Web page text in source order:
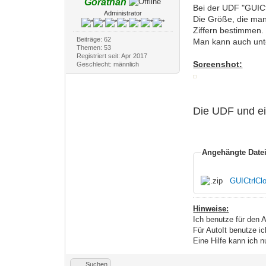
Administrator
Beiträge: 62
Themen: 53
Registriert seit: Apr 2017
Geschlecht: männlich
Bei der UDF
Die Größe, die
Ziffern bestimmen.
Man kann auch
Screenshot:
Die UDF und
Angehängte
Hinweise:
Ich benutze für den
Für AutoIt benutze
Eine Hilfe kann ich
Suchen